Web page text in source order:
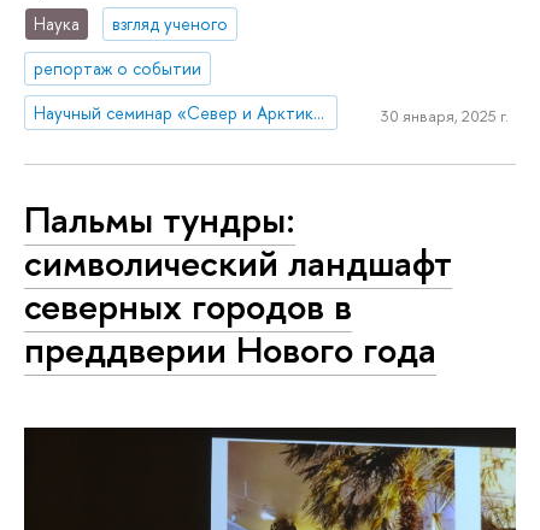
Наука
взгляд ученого
репортаж о событии
Научный семинар «Север и Арктика глазами урбанистов»
30 января, 2025 г.
Пальмы тундры:
символический ландшафт
северных городов в
преддверии Нового года